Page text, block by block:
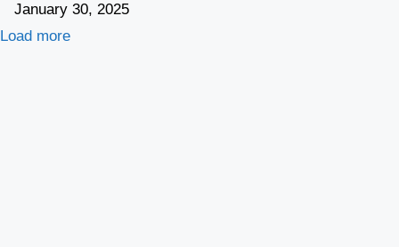
January 30, 2025
Load more